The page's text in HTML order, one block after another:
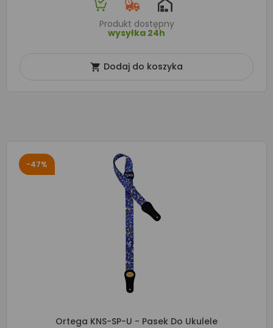
Produkt dostępny
wysyłka 24h
 Dodaj do koszyka
-47%
Ortega KNS-SP-U - Pasek Do Ukulele